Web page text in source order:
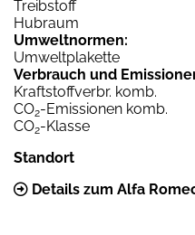
Treibstoff
Hubraum
Umweltnormen:
Umweltplakette
Verbrauch und
Kraftstoffverbr. komb.
CO2-Emissionen komb.
CO2-Klasse
Standort
Details zum Alfa